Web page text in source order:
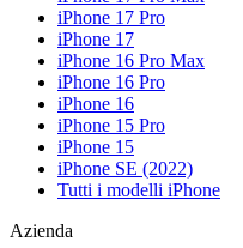
iPhone 17 Pro
iPhone 17
iPhone 16 Pro Max
iPhone 16 Pro
iPhone 16
iPhone 15 Pro
iPhone 15
iPhone SE (2022)
Tutti i modelli iPhone
Azienda